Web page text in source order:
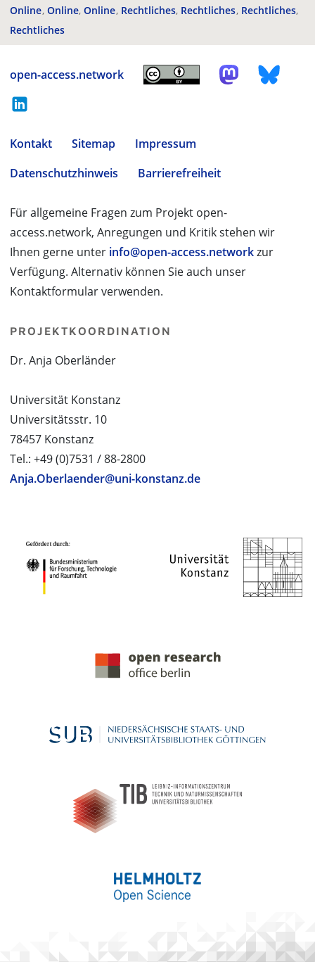
Online Online Online Rechtliches Rechtliches Rechtliches
Rechtliches
open-access.network
Kontakt Sitemap
Impressum
Datenschutzhinweis
Barrierefreiheit
Für allgemeine Fragen zum Projekt open-
access.network, Anregungen und Kritik stehen wir
Ihnen gerne unter info@open-access.networkzur
Verfügung. Alternativ können Sie auch unser
Kontaktformular verwenden.
PROJEKTKOORDINATION
Dr. Anja Oberländer
Universität Konstanz
Universitätsstr. 10
78457 Konstanz
Tel.: +49 (0)7531 / 88-2800
Anja.Oberlaender@uni-konstanz.de